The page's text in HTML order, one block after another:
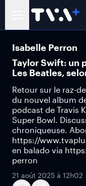
Isabelle Perron
Taylor Swift: un
Les Beatles,
Retour sur le raz-
du nouvel album
podcast de Travis
Super Bowl.
chroniqueuse.
https://
en balado via
perron
21 août 2025 à 12h02